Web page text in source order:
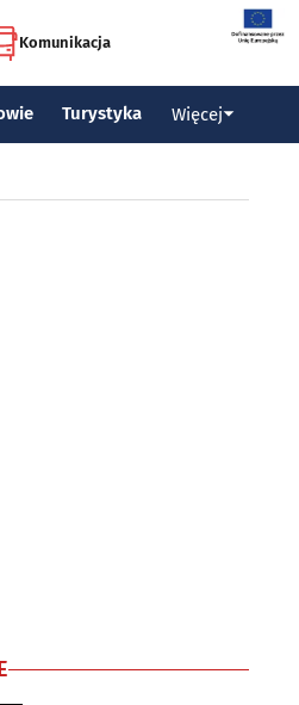
Komunikacja
Turystyka Więcej